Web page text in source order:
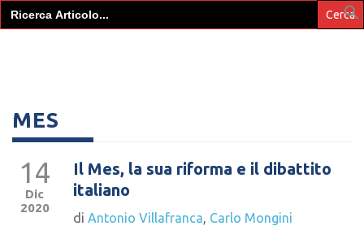
Search
for:
MES
14
Dic
2020
Il Mes, la sua riforma e il dibattito
italiano
di Antonio Villafranca, Carlo Mongini